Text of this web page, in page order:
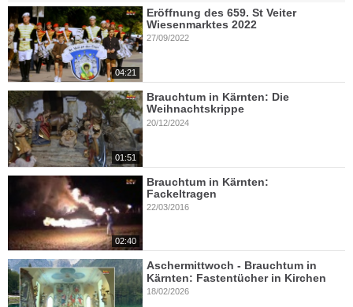
04:21
Eröffnung des 659. St Veiter
Wiesenmarktes 2022
27/09/2022
01:51
Brauchtum in Kärnten: Die
Weihnachtskrippe
20/12/2024
02:40
Brauchtum in Kärnten:
Fackeltragen
22/03/2016
Aschermittwoch - Brauchtum in
Kärnten: Fastentücher in Kirchen
18/02/2026